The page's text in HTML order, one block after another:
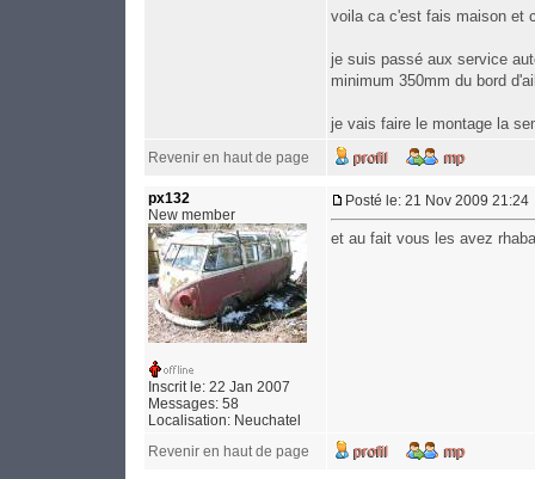
voila ca c'est fais maison et
je suis passé aux service
minimum 350mm du bord
je vais faire le montage la
Revenir en haut de page
px132
New member
Inscrit le: 22 Jan 2007
Messages: 58
Localisation: Neuchatel
Posté le: 21 Nov 2009 21:24
et au fait vous les avez
Revenir en haut de page